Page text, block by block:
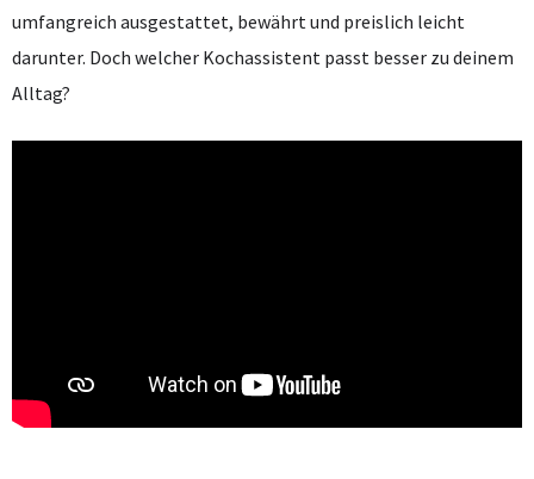
umfangreich ausgestattet, bewährt und preislich leicht
darunter. Doch welcher Kochassistent passt besser zu deinem
Alltag?